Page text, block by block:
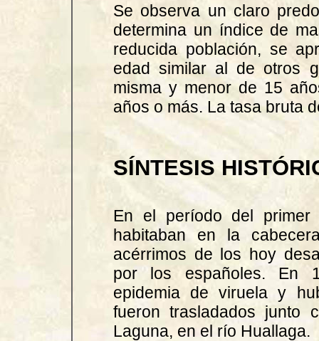
Se observa un claro
determina un índice de
reducida población, se
edad similar al de otros
misma y menor de 15
años o más. La tasa bruta
SÍNTESIS
En el período del primer
habitaban en la
acérrimos de los hoy
por los españoles. En
epidemia de viruela y
fueron trasladados junto
Laguna, en el río Huallaga.